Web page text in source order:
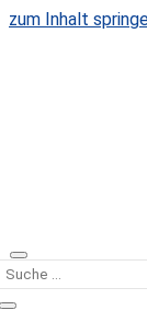
zum Inhalt
Kategorie